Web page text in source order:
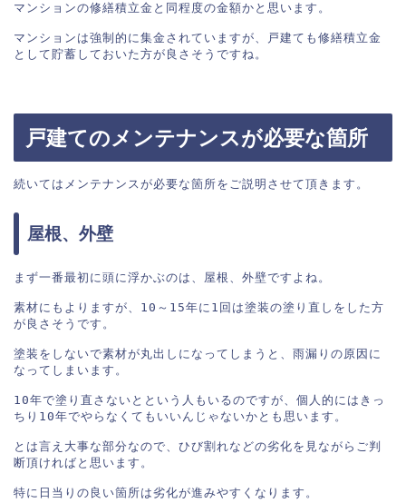
マンションの修繕積立金と同程度の金額かと思います。
マンションは強制的に集金されていますが、戸建ても修繕積立金
戸建てのメンテナンスが必要な箇所
続いてはメンテナンスが必要な箇所をご説明させて頂きます。
屋根、外壁
まず一番最初に頭に浮かぶのは、屋根、外壁ですよね。
素材にもよりますが、10～15年に1回は塗装の塗り直しをした方
が良さそうです。
塗装をしないで素材が丸出しになってしまうと、雨漏りの原因に
なってしまいます。
10年で塗り直さないとという人もいるのですが、個人的にはきっ
ちり10年でやらなくてもいいんじゃないかとも思います。
とは言え大事な部分なので、ひび割れなどの劣化を見ながらご判
断頂ければと思います。
特に日当りの良い箇所は劣化が進みやすくなります。